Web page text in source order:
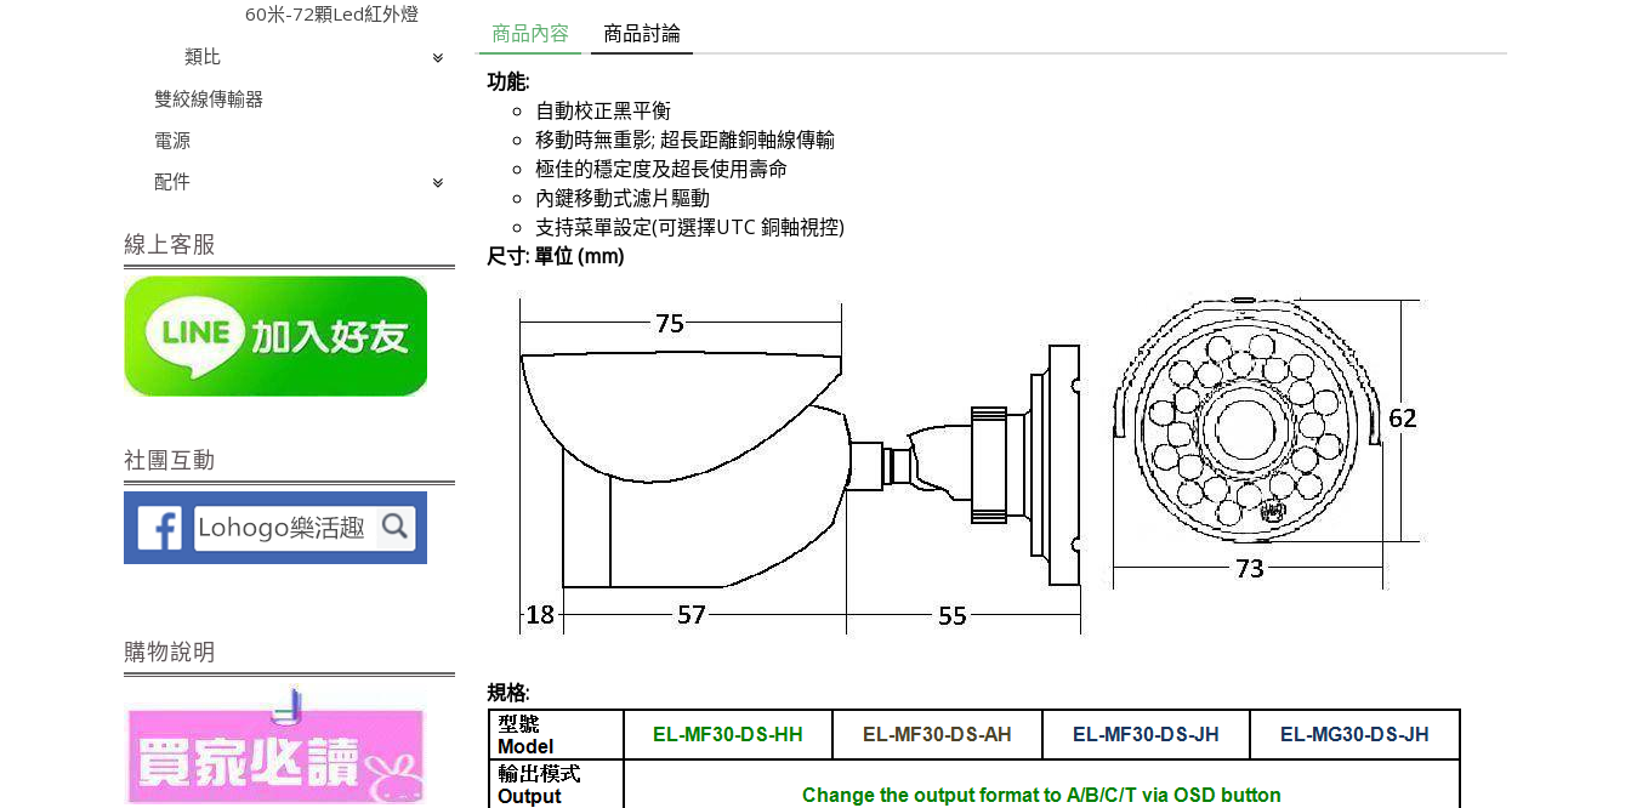
60米-72顆Led紅外燈
類比
雙絞線傳輸器
電源
配件
線上客服
社團互動
購物說明
商品內容
商品討論
功能:
自動校正黑平衡
移動時無重影; 超長距離銅軸線傳輸
極佳的穩定度及超長使用壽命
內鍵移動式濾片驅動
支持菜單設定(可選擇UTC 銅軸視控)
尺寸: 單位 (mm)
規格: